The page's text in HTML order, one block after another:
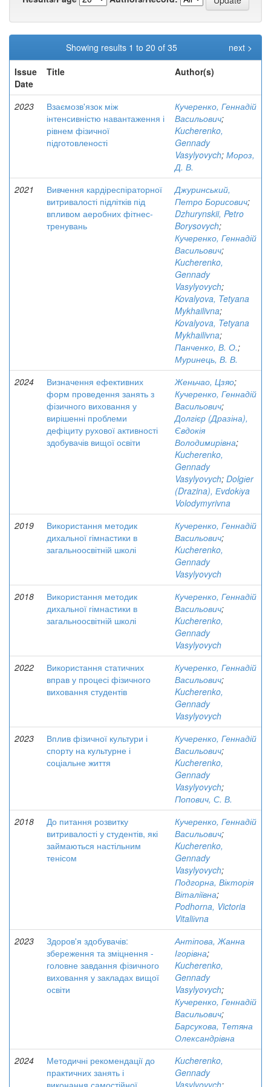
Showing results 1 to 20 of 35
next >
Issue
Date
Title Author(s)
2023
Взаємозв'язок між
інтенсивністю навантаження і
рівнем фізичної
підготовленості
Кучеренко, Геннадій
Васильович;
Kucherenko,
Gennady
Vasylyovych; Мороз,
Д. В.
2021
Вивчення кардіреспіраторної
витривалості підлітків під
впливом аеробних фітнес-
тренувань
Джуринський,
Петро Борисович;
Dzhurynskii, Petro
Borysovych;
Кучеренко, Геннадій
Васильович;
Kucherenko,
Gennady
Vasylyovych;
Kovalyova, Tetyana
Mykhailivna;
Kovalyova, Tetyana
Mykhailivna;
Панченко, В. О.;
Муринець, В. В.
2024
Визначення ефективних
форм проведення занять з
фізичного виховання у
вирішенні проблеми
дефіциту рухової активності
здобувачів вищої освіти
Женьчао, Цзяо;
Кучеренко, Геннадій
Васильович;
Долгієр (Дразіна),
Євдокія
Володимирівна;
Kucherenko,
Gennady
Vasylyovych; Dolgіer
(Drazina), Еvdokіya
Volodymyrivna
2019
Використання методик
дихальної гімнастики в
загальноосвітній школі
Кучеренко, Геннадій
Васильович;
Kucherenko,
Gennady
Vasylyovych
2018
Використання методик
дихальної гімнастики в
загальноосвітній школі
Кучеренко, Геннадій
Васильович;
Kucherenko,
Gennady
Vasylyovych
2022
Використання статичних
вправ у процесі фізичного
виховання студентів
Кучеренко, Геннадій
Васильович;
Kucherenko,
Gennady
Vasylyovych
2023
Вплив фізичної культури і
спорту на культурне і
соціальне життя
Кучеренко, Геннадій
Васильович;
Kucherenko,
Gennady
Vasylyovych;
Попович, С. В.
2018
До питання розвитку
витривалості у студентів, які
займаються настільним
тенісом
Кучеренко, Геннадій
Васильович;
Kucherenko,
Gennady
Vasylyovych;
Подгорна, Вікторія
Віталіївна;
Podhorna, Victoria
Vitaliіvna
2023
Здоров'я здобувачів:
збереження та зміцнення -
головне завдання фізичного
виховання у закладах вищої
освіти
Антіпова, Жанна
Ігорівна;
Kucherenko,
Gennady
Vasylyovych;
Кучеренко, Геннадій
Васильович;
Барсукова, Тетяна
Олександрівна
2024
Методичні рекомендації до
практичних занять і
виконання самостійної
Kucherenko,
Gennady
Vasylyovych;